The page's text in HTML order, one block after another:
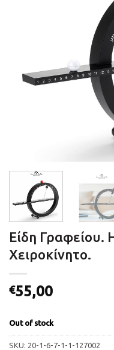
Είδη Γραφείου.
Χειροκίνητο.
€55,00
Out of stock
SKU: 20-1-6-7-1-1-127002